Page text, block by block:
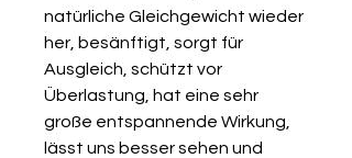
natürliche Gleichgewicht wieder
her, besänftigt, sorgt für
Ausgleich, schützt vor
Überlastung, hat eine sehr
große entspannende Wirkung,
lässt uns besser sehen und